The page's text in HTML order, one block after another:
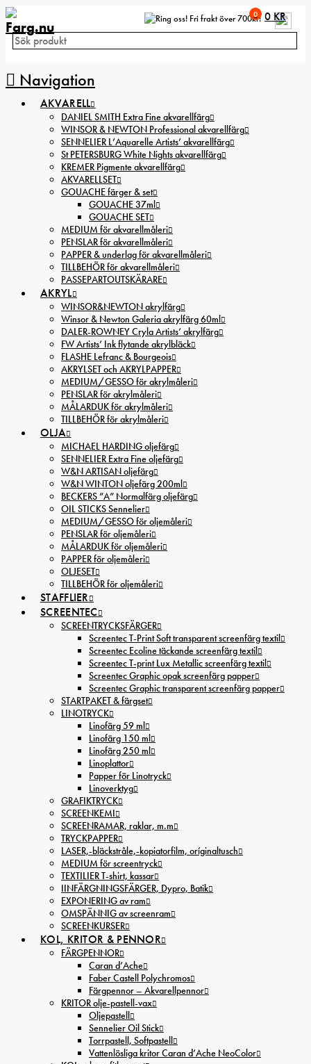
Fri frakt över 700kr!
Navigation
0 0 KR
AKVARELL
DANIEL SMITH Extra Fine akvarellfärg
WINSOR & NEWTON Professional akvarellfärg
SENNELIER L’Aquarelle Artists’ akvarellfärg
St PETERSBURG White Nights akvarellfärg
KREMER Pigmente akvarellfärg
AKVARELLSET
GOUACHE färger & set
GOUACHE 37ml
GOUACHE SET
MEDIUM för akvarellmåleri
PENSLAR för akvarellmåleri
PAPPER & underlag för akvarellmåleri
TILLBEHÖR för akvarellmåleri
PASSEPARTOUTSKÄRARE
AKRYL
WINSOR&NEWTON akrylfärg
Winsor & Newton Galeria akrylfärg 60ml
DALER-ROWNEY Cryla Artists’ akrylfärg
FW Artists’ Ink flytande akrylbläck
FLASHE Lefranc & Bourgeois
AKRYLSET och AKRYLPAPPER
MEDIUM/GESSO för akrylmåleri
PENSLAR för akrylmåleri
MÅLARDUK för akrylmåleri
TILLBEHÖR för akrylmåleri
OLJA
MICHAEL HARDING oljefärg
SENNELIER Extra Fine oljefärg
W&N ARTISAN oljefärg
W&N WINTON oljefärg 200ml
BECKERS ”A” Normalfärg oljefärg
OIL STICKS Sennelier
MEDIUM/GESSO för oljemåleri
PENSLAR för oljemåleri
MÅLARDUK för oljemåleri
PAPPER för oljemåleri
OLJESET
TILLBEHÖR för oljemåleri
STAFFLIER
SCREENTEC
SCREENTRYCKSFÄRGER
Screentec T-Print Soft transparent screenfärg textil
Screentec Ecoline täckande screenfärg textil
Screentec T-print Lux Metallic screenfärg textil
Screentec Graphic opak screenfärg papper
Screentec Graphic transparent screenfärg papper
STARTPAKET & färgset
LINOTRYCK
Linofärg 59 ml
Linofärg 150 ml
Linofärg 250 ml
Linoplattor
Papper för Linotryck
Linoverktyg
GRAFIKTRYCK
SCREENKEMI
SCREENRAMAR, raklar, m.m
TRYCKPAPPER
LASER,-bläckstråle,-kopiatorfilm, oríginaltusch
MEDIUM för screentryck
TEXTILIER T-shirt, kassar
IINFÄRGNINGSFÄRGER, Dypro, Batik
EXPONERING av ram
OMSPÄNNIG av screenram
SCREENKURSER
KOL, KRITOR & PENNOR
FÄRGPENNOR
Caran d’Ache
Faber Castell Polychromos
Färgpennor – Akvarellpennor
KRITOR olje-pastell-vax
Oljepastell
Sennelier Oil Stick
Torrpastell, Softpastell
Vattenlösliga kritor Caran d’Ache NeoColor